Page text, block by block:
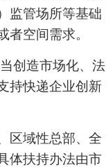
监管场所等基础
者空间需求。
创造市场化、法
持快递企业创新
域性总部、全
体扶持办法由市